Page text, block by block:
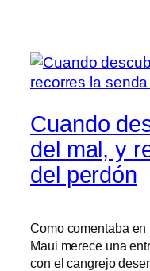
Cuando
del mal, y
del perdón
Como comentaba
Maui merece una
con el cangrejo